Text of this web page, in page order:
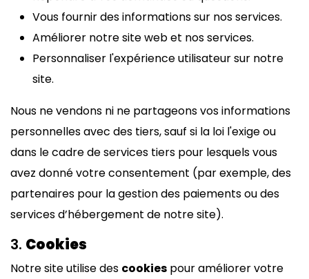
Vous fournir des informations sur nos services.
Améliorer notre site web et nos services.
Personnaliser l'expérience utilisateur sur notre
site.
Nous ne vendons ni ne partageons vos informations
personnelles avec des tiers, sauf si la loi l'exige ou
dans le cadre de services tiers pour lesquels vous
avez donné votre consentement (par exemple, des
partenaires pour la gestion des paiements ou des
services d’hébergement de notre site).
3. Cookies
Notre site utilise des cookies pour améliorer votre